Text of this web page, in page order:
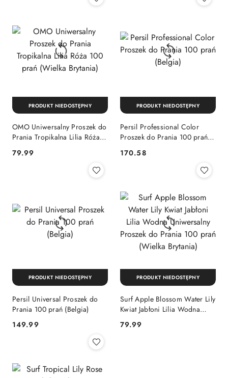
OMO Uniwersalny Proszek do
Prania Tropikalna Lilia Róża
Cena:
79.99
PRODUKT NIEDOSTĘPNY
Persil Professional Color
Proszek do Prania 100 prań
Cena:
170.58
PRODUKT NIEDOSTĘPNY
Persil Universal Proszek do
Prania 100 prań (Belgia)
Cena:
149.99
PRODUKT NIEDOSTĘPNY
Surf Apple Blossom Water Lily
Kwiat Jabłoni Lilia Wodna
Prania 100 prań (Wielka
Cena:
79.99
PRODUKT NIEDOSTĘPNY